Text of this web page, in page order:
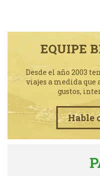
EQUIPE
Desde el año 2003
viajes a medida que
gustos,
Hable